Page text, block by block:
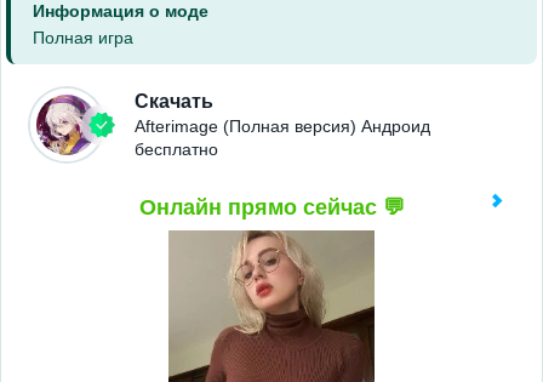
Информация о моде
Полная игра
Скачать
Afterimage (Полная версия) Андроид
бесплатно
Онлайн прямо сейчас 💬